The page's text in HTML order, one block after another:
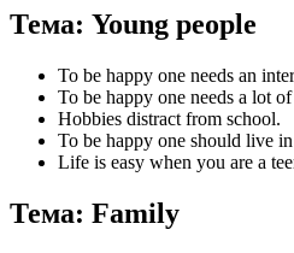
Тема: Young people
To be happy one needs an
To be happy one needs a lot
Hobbies distract from school.
To be happy one should live
Life is easy when you are a
Тема: Family